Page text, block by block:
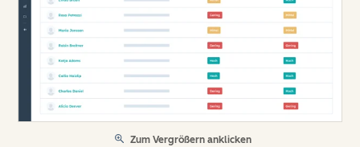
Zum Vergrößern anklicken